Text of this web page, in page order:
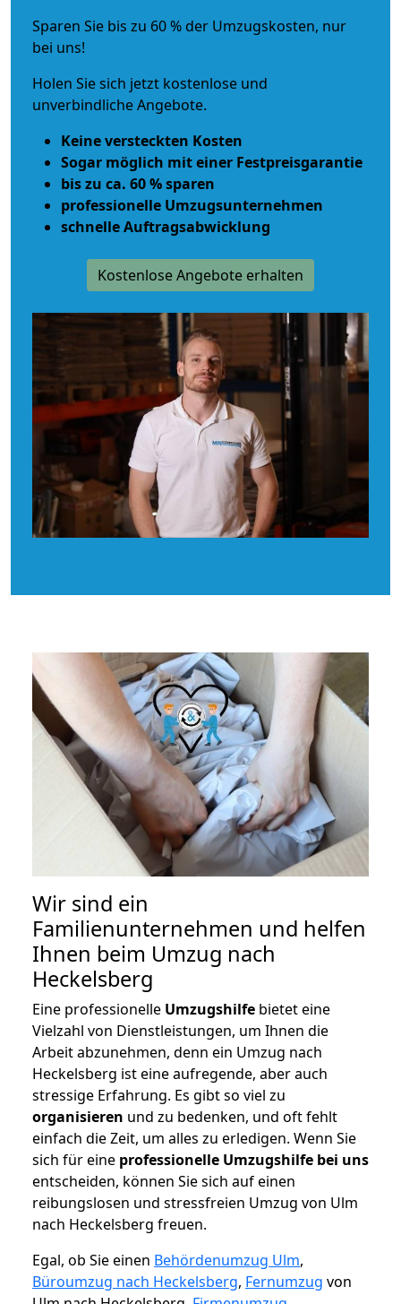
Sparen Sie bis zu 60 % der Umzugskosten, nur
bei uns!
Holen Sie sich jetzt kostenlose und
unverbindliche Angebote.
Keine versteckten Kosten
Sogar möglich mit einer Festpreisgarantie
bis zu ca. 60 % sparen
professionelle Umzugsunternehmen
schnelle Auftragsabwicklung
Kostenlose Angebote erhalten
Wir sind ein
Familienunternehmen und helfen
Ihnen beim Umzug nach
Heckelsberg
Eine professionelle Umzugshilfe bietet eine
Vielzahl von Dienstleistungen, um Ihnen die
Arbeit abzunehmen, denn ein Umzug nach
Heckelsberg ist eine aufregende, aber auch
stressige Erfahrung. Es gibt so viel zu
organisieren und zu bedenken, und oft fehlt
einfach die Zeit, um alles zu erledigen. Wenn Sie
sich für eine professionelle Umzugshilfe bei uns
entscheiden, können Sie sich auf einen
reibungslosen und stressfreien Umzug von Ulm
nach Heckelsberg freuen.
Egal, ob Sie einen Behördenumzug Ulm,
Büroumzug nach Heckelsberg, Fernumzug von